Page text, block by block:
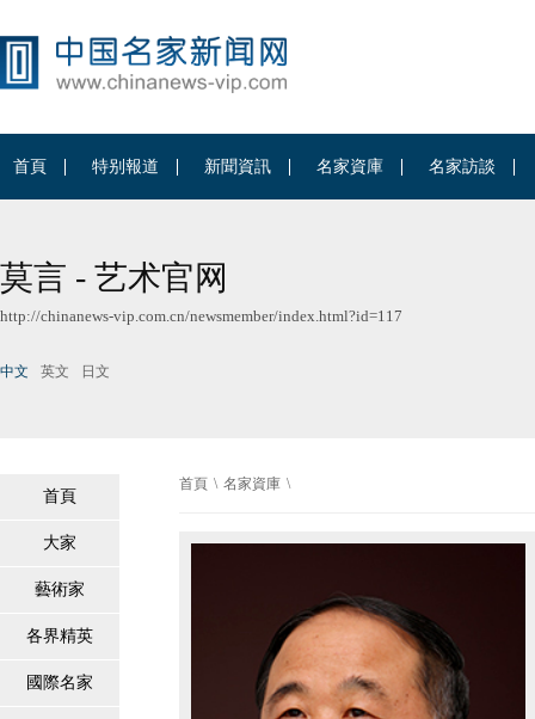
首頁 特别報道 新聞資訊 名家資庫 名家訪談
莫言 - 艺术官网
http://chinanews-vip.com.cn/newsmember/index.html?id=117
中文 英文 日文
首頁
大家
藝術家
各界精英
國際名家
首頁 \ 名家資庫 \